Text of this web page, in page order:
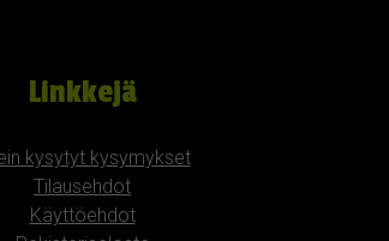
Linkkejä
kysytyt kysymykset
Tilausehdot
Käyttöehdot